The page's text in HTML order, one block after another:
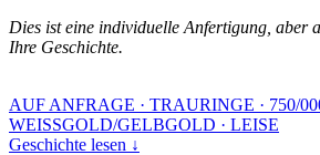
Dies ist eine individuelle Anfertigung, aber
Ihre Geschichte.
AUF ANFRAGE · TRAURINGE · 750/
WEISSGOLD/GELBGOLD · LEISE
Geschichte lesen ↓